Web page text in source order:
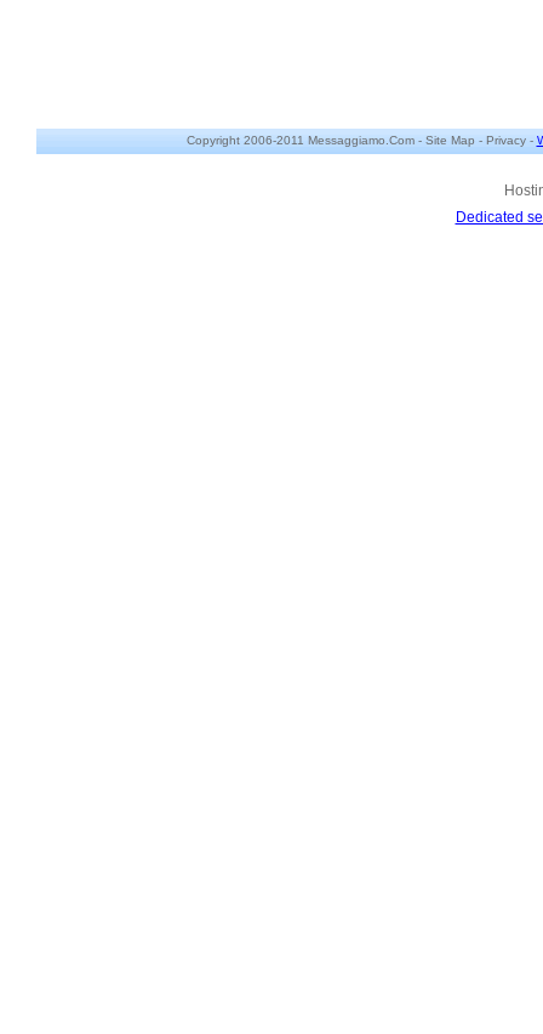
Copyright 2006-2011 Messaggiamo.Com - Site Map - Privacy-
Dedicated